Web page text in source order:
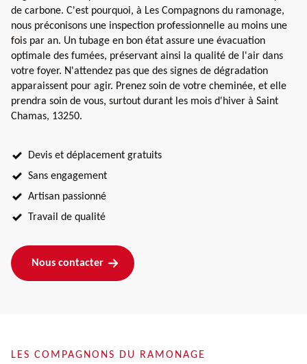
de carbone. C'est pourquoi, à Les Compagnons du ramonage,
nous préconisons une inspection professionnelle au moins une
fois par an. Un tubage en bon état assure une évacuation
optimale des fumées, préservant ainsi la qualité de l'air dans
votre foyer. N'attendez pas que des signes de dégradation
apparaissent pour agir. Prenez soin de votre cheminée, et elle
prendra soin de vous, surtout durant les mois d'hiver à Saint
Chamas, 13250.
Devis et déplacement gratuits
Sans engagement
Artisan passionné
Travail de qualité
Nous contacter
LES COMPAGNONS DU RAMONAGE